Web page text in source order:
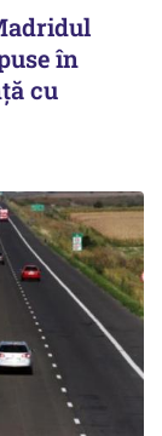
în
cu